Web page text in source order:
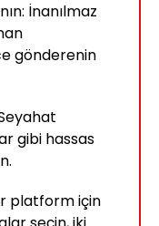
İnanılmaz
gönderenin
gibi hassas
platform için